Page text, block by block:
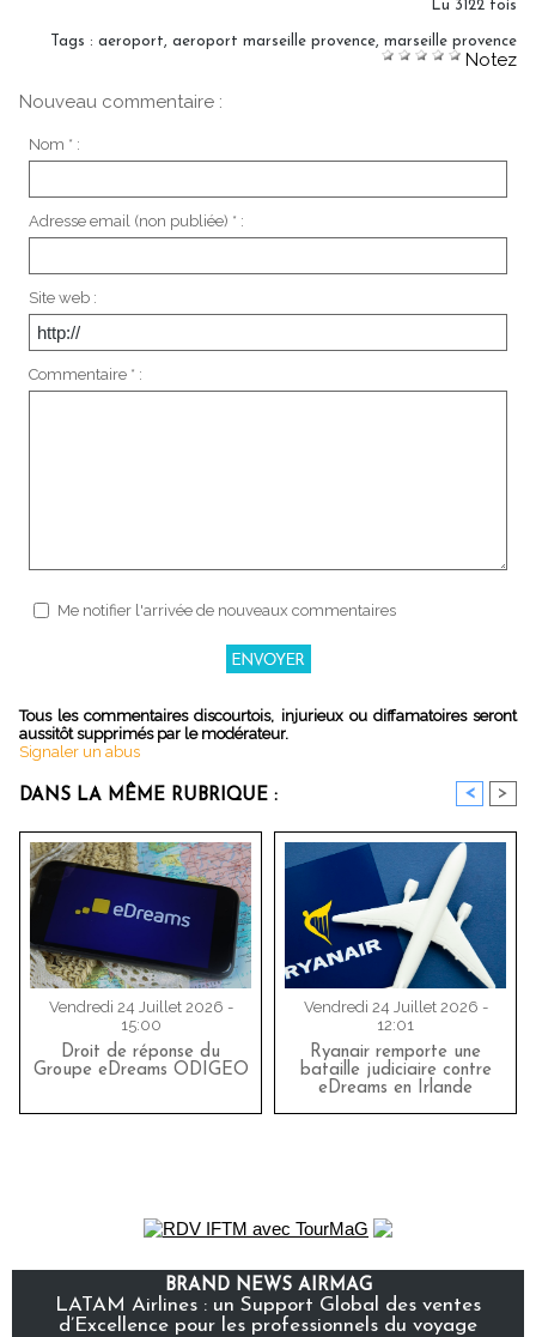
Lu 3122 fois
Tags : aeroport, aeroport marseille provence, marseille provence
Notez
Nouveau commentaire :
Nom * :
Adresse email (non publiée) * :
Site web :
Commentaire * :
Me notifier l'arrivée de nouveaux commentaires
Tous les commentaires discourtois, injurieux ou diffamatoires seront
aussitôt supprimés par le modérateur.
Signaler un abus
DANS LA MÊME RUBRIQUE : < >
Vendredi 24 Juillet 2026 -
15:00
Droit de réponse du
Groupe eDreams ODIGEO
Vendredi 24 Juillet 2026 -
12:01
Ryanair remporte une
bataille judiciaire contre
eDreams en Irlande
BRAND NEWS AIRMAG
LATAM Airlines : un Support Global des ventes
d’Excellence pour les professionnels du voyage